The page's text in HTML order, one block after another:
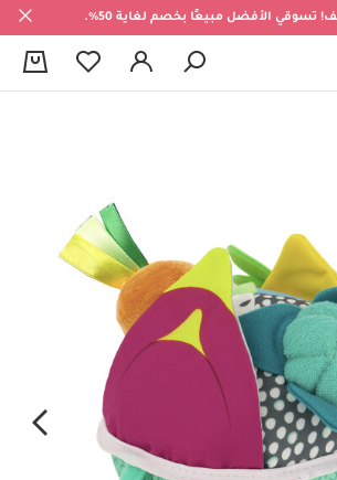
تسوقي الأفضل مبيعًا بخصم لغاية 50%.